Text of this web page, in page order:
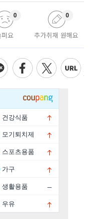
요
0
추가취재 원해요
0